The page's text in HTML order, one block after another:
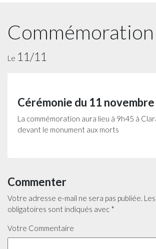
Commémoration
Le 11/11
Cérémonie du 11 novembre
La commémoration aura lieu à 9h45 à
devant le monument aux morts
Commenter
Votre adresse e-mail ne sera pas publiée.
obligatoires sont indiqués avec *
Votre Commentaire